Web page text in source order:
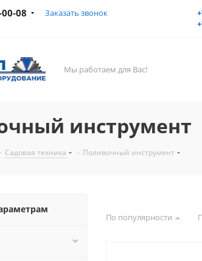
08 Заказать звонок
Мы работаем для Вас!
инструмент
- Садовая техника - Поливочный инструмент
По популярности